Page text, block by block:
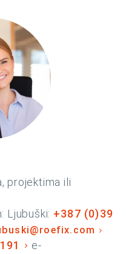
projektima ili
Ljubuški: +387 (0)39
e-